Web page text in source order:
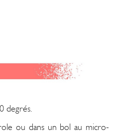
degrés.
ou dans un bol au micro-